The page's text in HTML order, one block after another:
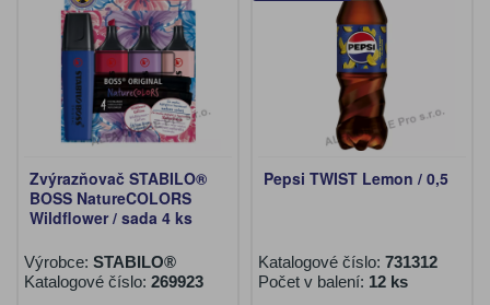
Zvýrazňovač STABILO®
BOSS NatureCOLORS
Wildflower / sada 4 ks
Výrobce: STABILO®
Katalogové číslo: 269923
Pepsi TWIST Lemon / 0,5
Katalogové číslo: 731312
Počet v balení: 12 ks